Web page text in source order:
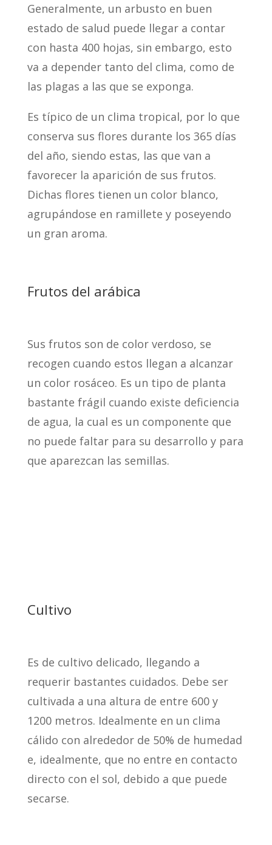
Generalmente, un arbusto en buen
estado de salud puede llegar a contar
con hasta 400 hojas, sin embargo, esto
va a depender tanto del clima, como de
las plagas a las que se exponga.
Es típico de un clima tropical, por lo que
conserva sus flores durante los 365 días
del año, siendo estas, las que van a
favorecer la aparición de sus frutos.
Dichas flores tienen un color blanco,
agrupándose en ramillete y poseyendo
un gran aroma.
Frutos del arábica
Sus frutos son de color verdoso, se
recogen cuando estos llegan a alcanzar
un color rosáceo. Es un tipo de planta
bastante frágil cuando existe deficiencia
de agua, la cual es un componente que
no puede faltar para su desarrollo y para
que aparezcan las semillas.
Cultivo
Es de cultivo delicado, llegando a
requerir bastantes cuidados. Debe ser
cultivada a una altura de entre 600 y
1200 metros. Idealmente en un clima
cálido con alrededor de 50% de humedad
e, idealmente, que no entre en contacto
directo con el sol, debido a que puede
secarse.